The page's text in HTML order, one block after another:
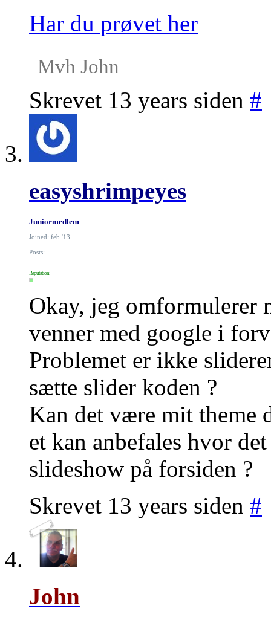
Har du prøvet her
Mvh John
Skrevet 13 years siden #
easyshrimpeyes
Juniormedlem
Joined: feb '13
Posts:
Reputation:
Okay, jeg omformulerer
venner med google i
Problemet er ikke
sætte slider koden ?
Kan det være mit theme
et kan anbefales hvor
slideshow på forsiden ?
Skrevet 13 years siden #
John